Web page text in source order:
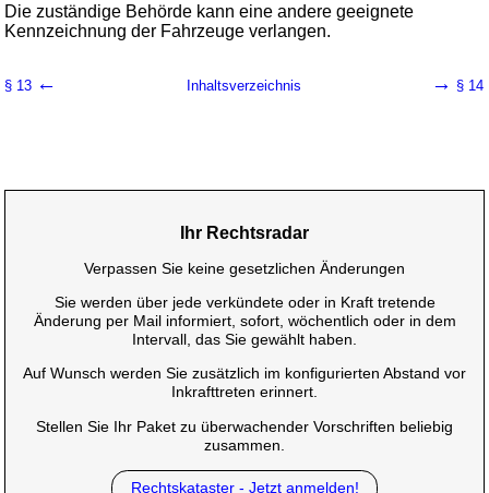
Die zuständige Behörde kann eine andere geeignete
Kennzeichnung der Fahrzeuge verlangen.
§ 13 ← Inhaltsverzeichnis → § 14
Ihr Rechtsradar
Verpassen Sie keine gesetzlichen Änderungen
Sie werden über jede verkündete oder in Kraft tretende
Änderung per Mail informiert, sofort, wöchentlich oder in dem
Intervall, das Sie gewählt haben.
Auf Wunsch werden Sie zusätzlich im konfigurierten Abstand vor
Inkrafttreten erinnert.
Stellen Sie Ihr Paket zu überwachender Vorschriften beliebig
zusammen.
Rechtskataster - Jetzt anmelden!